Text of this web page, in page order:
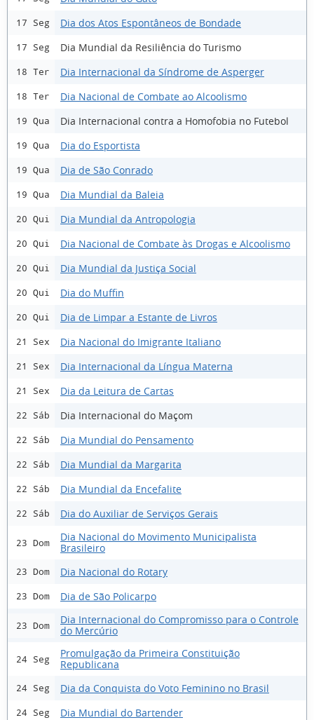
17 Seg Dia dos Atos Espontâneos de Bondade
17 Seg Dia Mundial da Resiliência do Turismo
18 Ter Dia Internacional da Síndrome de Asperger
18 Ter Dia Nacional de Combate ao Alcoolismo
19 Qua Dia Internacional contra a Homofobia no Futebol
19 Qua Dia do Esportista
19 Qua Dia de São Conrado
19 Qua Dia Mundial da Baleia
20 Qui Dia Mundial da Antropologia
20 Qui Dia Nacional de Combate às Drogas e Alcoolismo
20 Qui Dia Mundial da Justiça Social
20 Qui Dia do Muffin
20 Qui Dia de Limpar a Estante de Livros
21 Sex Dia Nacional do Imigrante Italiano
21 Sex Dia Internacional da Língua Materna
21 Sex Dia da Leitura de Cartas
22 Sáb Dia Internacional do Maçom
22 Sáb Dia Mundial do Pensamento
22 Sáb Dia Mundial da Margarita
22 Sáb Dia Mundial da Encefalite
22 Sáb Dia do Auxiliar de Serviços Gerais
23 Dom
Dia Nacional do Movimento Municipalista
Brasileiro
23 Dom Dia Nacional do Rotary
23 Dom Dia de São Policarpo
23 Dom
Dia Internacional do Compromisso para o Controle
do Mercúrio
24 Seg
Promulgação da Primeira Constituição
Republicana
24 Seg Dia da Conquista do Voto Feminino no Brasil
24 Seg Dia Mundial do Bartender